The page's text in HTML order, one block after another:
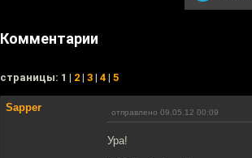
Комментарии
cтраницы: 1 | 2 | 3 | 4 | 5
Sapper отправлено 09.05.12 00:09
Ура!